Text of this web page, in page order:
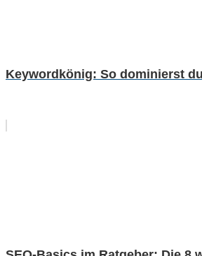
Keywordkönig: So dominierst